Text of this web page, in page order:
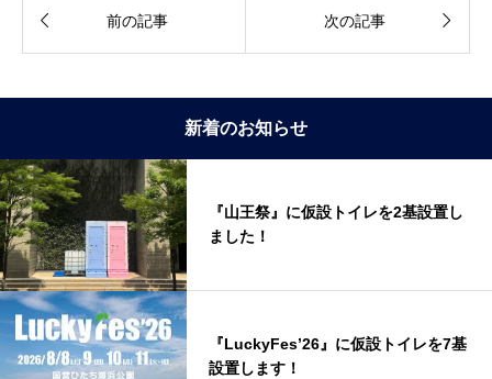
 前の記事 次の記事 
新着のお知らせ
『山王祭』に仮設トイレを2基設置し
ました！
『LuckyFes’26』に仮設トイレを7基
設置します！